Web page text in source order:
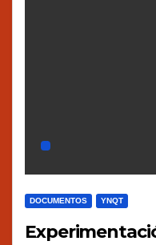
DOCUMENTOS YNQT